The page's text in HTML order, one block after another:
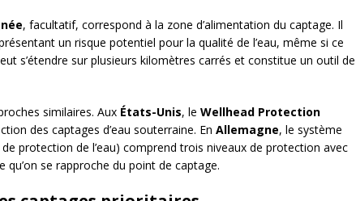
, facultatif, correspond à la zone d’alimentation du captage. Il
un risque potentiel pour la qualité de l’eau, même si ce
s’étendre sur plusieurs kilomètres carrés et constitue un outil de
similaires. Aux États-Unis, le Wellhead Protection
des captages d’eau souterraine. En Allemagne, le système
protection de l’eau) comprend trois niveaux de protection avec
se rapproche du point de captage.